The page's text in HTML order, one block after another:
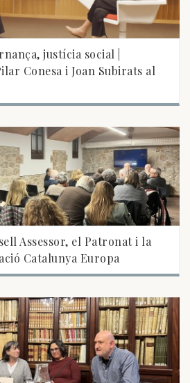
justícia social |
Conesa i Joan Subirats al
Assessor, el Patronat i la
Catalunya Europa